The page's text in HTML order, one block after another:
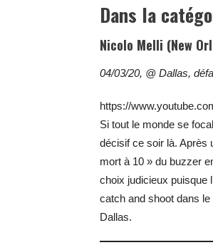
Dans la
Nicolo Melli (New
04/03/20, @ Dallas,
https://
Si tout le monde se
décisif ce soir là. Après
mort à 10 » du buzzer
choix judicieux puisque
catch and shoot dans
Dallas.